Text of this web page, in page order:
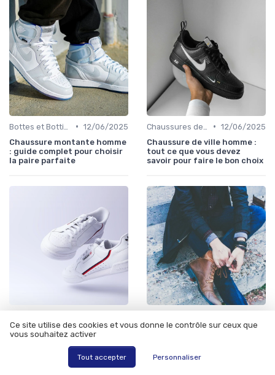
• 12/06/2025
Chaussure montante homme
: guide complet pour choisir
la paire parfaite
• 12/06/2025
Chaussure de ville homme :
tout ce que vous devez
savoir pour faire le bon choix
Chaussure moto homme :
guide complet pour choisir la
meilleure paire
Chaussure cuir homme :
Ce site utilise des cookies et vous donne le contrôle sur ceux que
vous souhaitez activer
Tout accepter Personnaliser